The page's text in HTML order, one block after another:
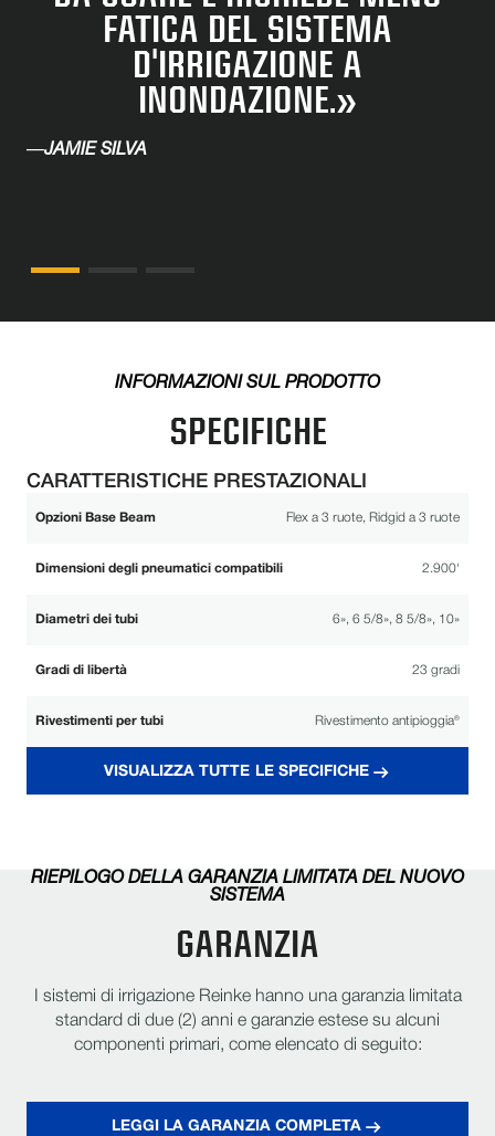
FATICA DEL SISTEMA
D'IRRIGAZIONE A
INONDAZIONE.»
—JAMIE SILVA
INFORMAZIONI SUL PRODOTTO
SPECIFICHE
CARATTERISTICHE PRESTAZIONALI
Opzioni Base Beam Flex a 3 ruote, Ridgid a 3 ruote
Dimensioni degli pneumatici compatibili 2.900'
Diametri dei tubi 6», 6 5/8», 8 5/8», 10»
Gradi di libertà 23 gradi
Rivestimenti per tubi Rivestimento antipioggia®
Costruito per un funzionamento efficiente e
Garantire prestazioni e durata del sistema a
VISUALIZZA TUTTE LE SPECIFICHE
RIEPILOGO DELLA GARANZIA LIMITATA DEL NUOVO
SISTEMA
GARANZIA
I sistemi di irrigazione Reinke hanno una garanzia limitata
standard di due (2) anni e garanzie estese su alcuni
componenti primari, come elencato di seguito:
LEGGI LA GARANZIA COMPLETA